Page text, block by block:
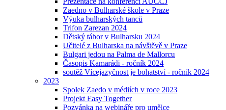
Zaedno v Bulharské škole v Praze
Výuka bulharských tanců
Trifon Zarezan 2024
Dětský tábor v Bulharsku 2024
Učitelé z Bulharska na návštěvě v Praze
Bulgari jedou na Palma de Mallorcu
Časopis Kamarádi - ročník 2024
soutěž Vícejazyčnost je bohatství - ročník 2024
2023
Spolek Zaedo v médiích v roce 2023
Projekt Easy Together
Pozvánka na webináře pro umělce